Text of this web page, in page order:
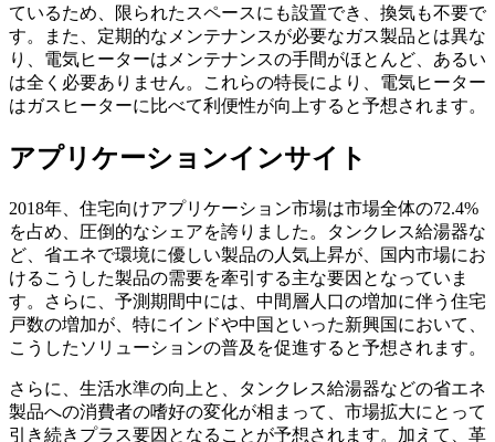
ているため、限られたスペースにも設置でき、換気も不要で
す。また、定期的なメンテナンスが必要なガス製品とは異な
り、電気ヒーターはメンテナンスの手間がほとんど、あるい
は全く必要ありません。これらの特長により、電気ヒーター
はガスヒーターに比べて利便性が向上すると予想されます。
アプリケーションインサイト
2018年、住宅向けアプリケーション市場は市場全体の72.4%
を占め、圧倒的なシェアを誇りました。タンクレス給湯器な
ど、省エネで環境に優しい製品の人気上昇が、国内市場にお
けるこうした製品の需要を牽引する主な要因となっていま
す。さらに、予測期間中には、中間層人口の増加に伴う住宅
戸数の増加が、特にインドや中国といった新興国において、
こうしたソリューションの普及を促進すると予想されます。
さらに、生活水準の向上と、タンクレス給湯器などの省エネ
製品への消費者の嗜好の変化が相まって、市場拡大にとって
引き続きプラス要因となることが予想されます。加えて、革